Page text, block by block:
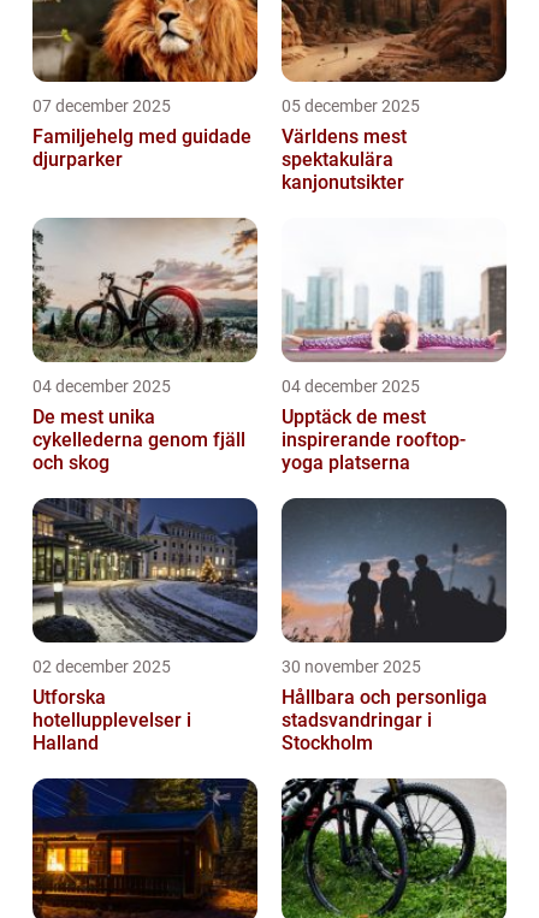
07 december 2025
Familjehelg med guidade
djurparker
05 december 2025
Världens mest
spektakulära
kanjonutsikter
04 december 2025
De mest unika
cykellederna genom fjäll
och skog
04 december 2025
Upptäck de mest
inspirerande rooftop-
yoga platserna
02 december 2025
Utforska
hotellupplevelser i
Halland
30 november 2025
Hållbara och personliga
stadsvandringar i
Stockholm